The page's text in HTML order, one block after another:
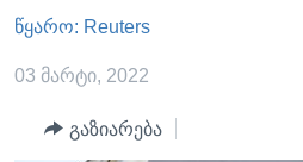
ძიებაზე
ᲐᲨᲨ-ᲘᲡ ᲐᲠᲩᲔᲕᲜᲔᲑᲘ 2024
ᲛᲡᲝᲤᲚᲘᲝ
ᲕᲘᲓᲔᲝᲔᲑᲘ
წყარო: Reuters
03 მარტი, 2022
გაზიარება